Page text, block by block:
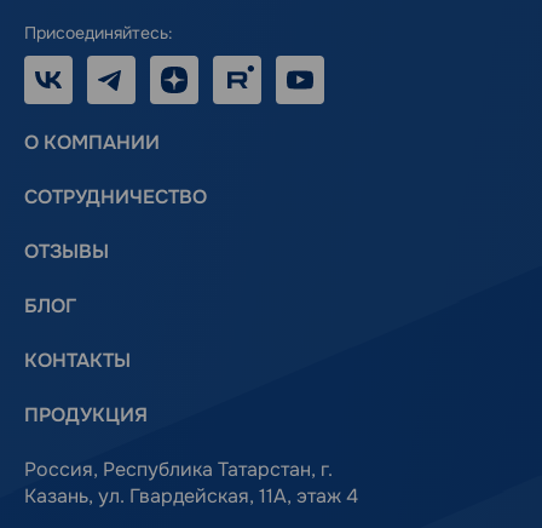
Присоединяйтесь:
Telegram Дзен RUTUBE
О КОМПАНИИ
СОТРУДНИЧЕСТВО
ОТЗЫВЫ
БЛОГ
КОНТАКТЫ
ПРОДУКЦИЯ
Россия, Республика Татарстан, г.
Казань, ул. Гвардейская, 11А, этаж 4